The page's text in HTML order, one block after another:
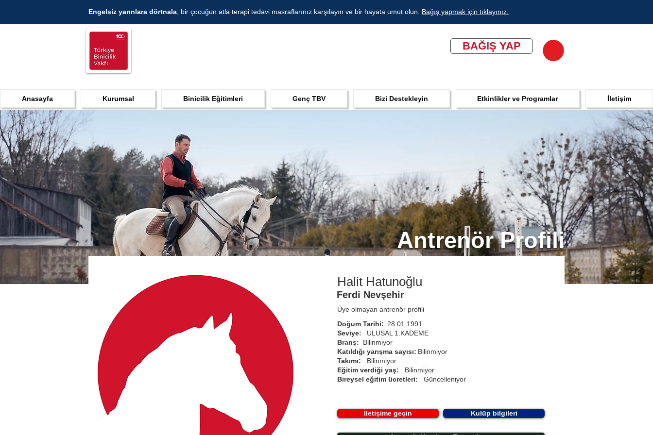
Engelsiz yarınlara dörtnala; bir çocuğun atla terapi tedavi masraflarınız karşılayın ve bir hayata umut olun. Bağış yapmak için tıklayınız.
BAĞIŞ YAP
Anasayfa Kurumsal Binicilik Eğitimleri Genç TBV Bizi Destekleyin Etkinlikler ve Programlar İletişim
Antrenör Profili
Halit Hatunoğlu
Ferdi Nevşehir
Üye olmayan antrenör profili
Doğum Tarihi: 28.01.1991
Seviye:
ULUSAL 1.KADEME
Branş:
Bilinmiyor
Katıldığı yarışma sayısı: Bilinmiyor
Takımı:
Bilinmiyor
Eğitim verdiği yaş:
Bilinmiyor
Bireysel eğitim ücretleri:
Güncelleniyor
İletişime geçin Kulüp bilgileri